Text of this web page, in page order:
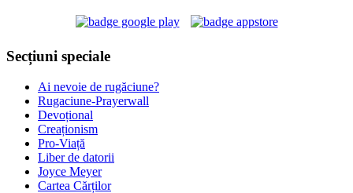
Secțiuni speciale
Ai nevoie de rugăciune?
Rugaciune-Prayerwall
Devoțional
Creaționism
Pro-Viață
Liber de datorii
Joyce Meyer
Cartea Cărților